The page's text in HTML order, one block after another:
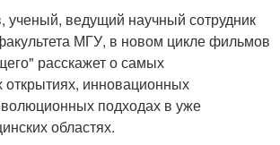
ученый, ведущий научный сотрудник
МГУ, в новом цикле фильмов
расскажет о самых
инновационных
подходах в уже
областях.